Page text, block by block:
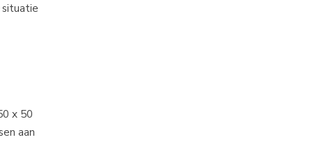
situatie
x 50
aan